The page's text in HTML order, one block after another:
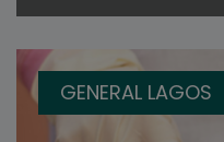
GENERAL LAGOS